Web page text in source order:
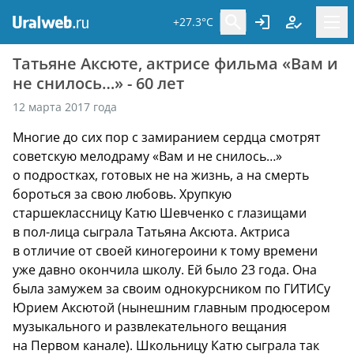
+27.3°C
Татьяне Аксюте, актрисе фильма «Вам и
не снилось…» - 60 лет
12 марта 2017 года
Многие до сих пор с замиранием сердца смотрят
советскую мелодраму «Вам и не снилось…»
о подростках, готовых не на жизнь, а на смерть
бороться за свою любовь. Хрупкую
старшеклассницу Катю Шевченко с глазищами
в пол-лица сыграла Татьяна Аксюта. Актриса
в отличие от своей киногероини к тому времени
уже давно окончила школу. Ей было 23 года. Она
была замужем за своим однокурсником по ГИТИСу
Юрием Аксютой (нынешним главным продюсером
музыкального и развлекательного вещания
на Первом канале). Школьницу Катю сыграла так